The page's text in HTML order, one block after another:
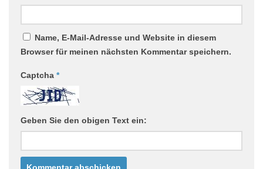
Name, E-Mail-Adresse und Website in diesem
Browser für meinen nächsten Kommentar speichern.
Captcha *
Geben Sie den obigen Text ein: